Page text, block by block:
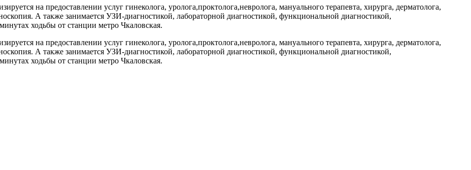
на предоставлении услуг гинеколога, уролога,проктолога,невролога, мануального терапевта, хирурга, дерматолога,
А также занимается УЗИ-диагностикой, лабораторной диагностикой, функциональной диагностикой,
ходьбы от станции метро Чкаловская.
на предоставлении услуг гинеколога, уролога,проктолога,невролога, мануального терапевта, хирурга, дерматолога,
А также занимается УЗИ-диагностикой, лабораторной диагностикой, функциональной диагностикой,
ходьбы от станции метро Чкаловская.